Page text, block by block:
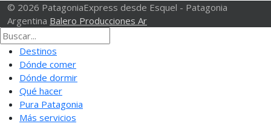
© 2026 PatagoniaExpress desde Esquel - Patagonia
Argentina Balero Producciones Ar
Destinos
Dónde comer
Dónde dormir
Qué hacer
Pura Patagonia
Más servicios